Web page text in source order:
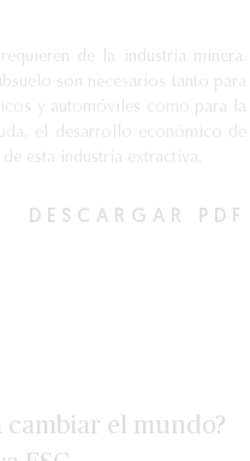
de la industria minera.
son necesarios tanto para
y automóviles como para la
el desarrollo económico de
esta industria extractiva.
DESCARGAR PDF
el mundo?